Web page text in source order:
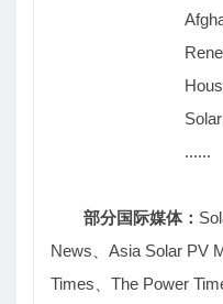
Afghanistan
Renewable
Houston
Solar
......
部分国际媒体：
News、Asia Solar PV
Times、The Power